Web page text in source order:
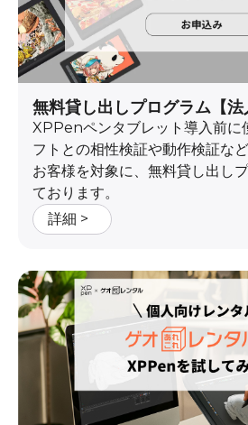
無料貸し出しプログラム【法
XPPenペンタブレット導入前に
フトとの相性検証や動作検証な
お客様を対象に、無料貸し出し
ております。
詳細 >